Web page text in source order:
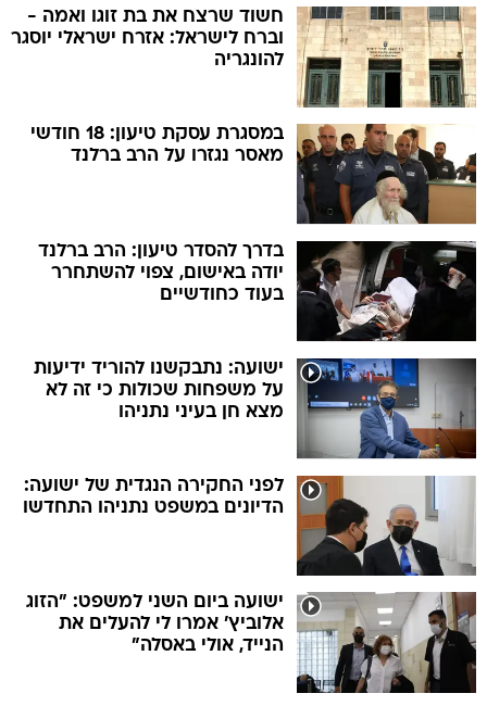
חשוד שרצח את בת זוגו ואמה -
וברח לישראל: אזרח ישראלי יוסגר
להונגריה
במסגרת עסקת טיעון: 18 חודשי
מאסר נגזרו על הרב ברלנד
בדרך להסדר טיעון: הרב ברלנד
יודה באישום, צפוי להשתחרר
בעוד כחודשיים
ישועה: נתבקשנו להוריד ידיעות
על משפחות שכולות כי זה לא
מצא חן בעיני נתניהו
לפני החקירה הנגדית של ישועה:
הדיונים במשפט נתניהו התחדשו
ישועה ביום השני למשפט: "הזוג
אלוביץ' אמרו לי להעלים את
הנייד, אולי באסלה"